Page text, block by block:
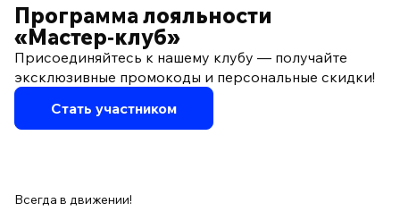
Программа лояльности
«Мастер‑клуб»
Присоединяйтесь к нашему клубу — получайте
эксклюзивные промокоды и персональные скидки!
Стать участником
Всегда в движении!